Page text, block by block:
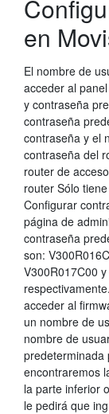
en
El nombre de
acceder al
y contraseña
contraseña
contraseña y el
contraseña del
router de
router Sólo
Configurar
página de
contraseña
son:
V300R017C00
acceder al
un nombre de
nombre de
predeterminada
encontraremos
la parte inferior
le pedirá que